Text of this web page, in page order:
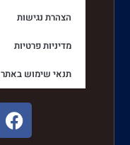
הצהרת נגישות
מדיניות פרטיות
תנאי שימוש באתר